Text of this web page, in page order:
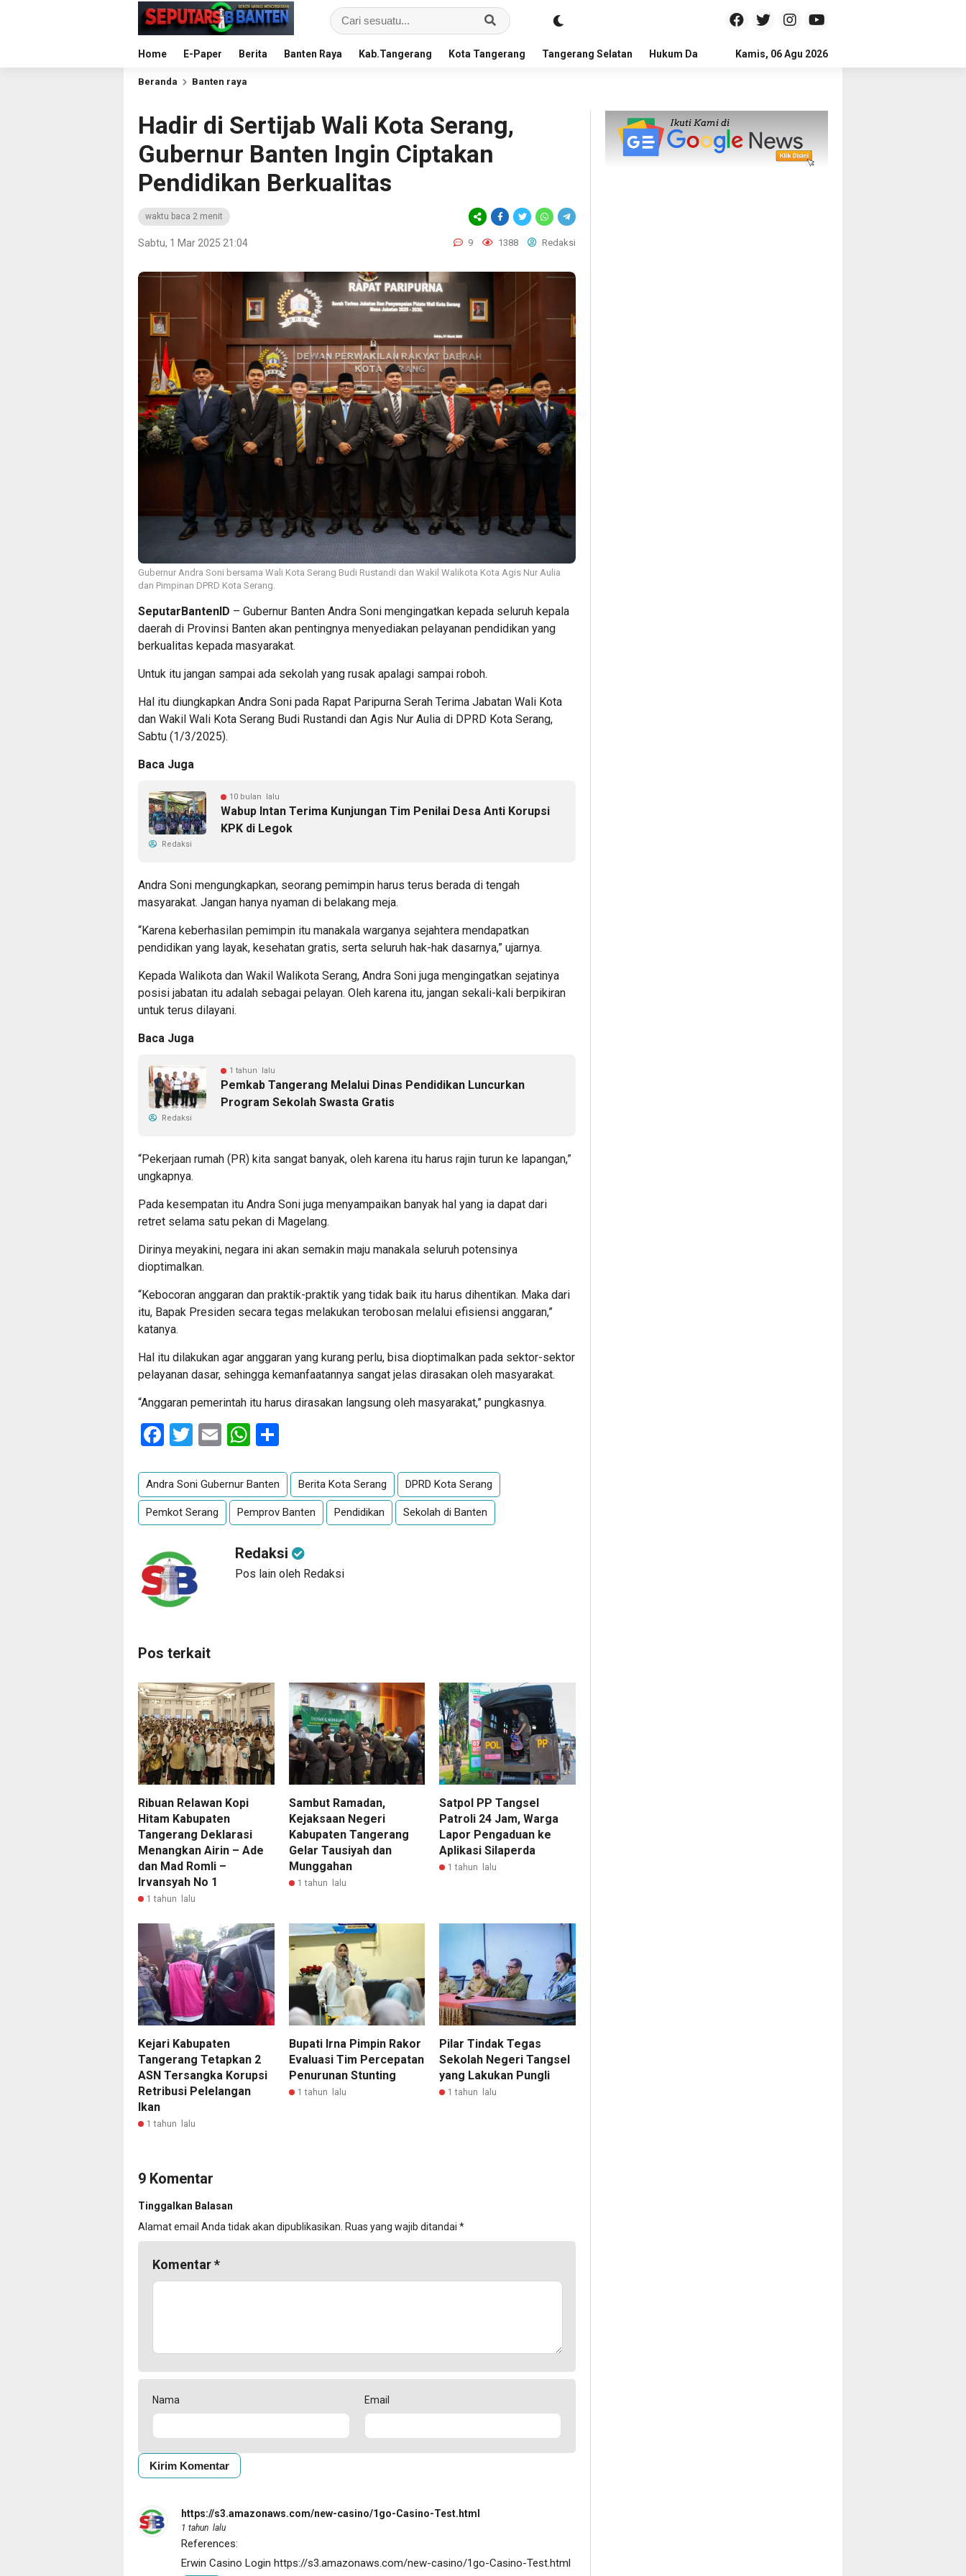
Home E-Paper Berita Banten Raya Kab.Tangerang Kota Tangerang Tangerang Selatan Hukum Dan Kriminal Politik Pendidikan
Kamis, 06 Agu 2026
Beranda Banten raya
Hadir di Sertijab Wali Kota Serang,
Gubernur Banten Ingin Ciptakan
Pendidikan Berkualitas
waktu baca 2 menit
Sabtu, 1 Mar 2025 21:04 9 1388 Redaksi
Gubernur Andra Soni bersama Wali Kota Serang Budi Rustandi dan Wakil Walikota Kota Agis Nur Aulia
dan Pimpinan DPRD Kota Serang.
SeputarBantenID – Gubernur Banten Andra Soni mengingatkan kepada seluruh kepala
daerah di Provinsi Banten akan pentingnya menyediakan pelayanan pendidikan yang
berkualitas kepada masyarakat.
Untuk itu jangan sampai ada sekolah yang rusak apalagi sampai roboh.
Hal itu diungkapkan Andra Soni pada Rapat Paripurna Serah Terima Jabatan Wali Kota
dan Wakil Wali Kota Serang Budi Rustandi dan Agis Nur Aulia di DPRD Kota Serang,
Sabtu (1/3/2025).
Baca Juga
10 bulan lalu
Wabup Intan Terima Kunjungan Tim Penilai Desa Anti Korupsi
KPK di Legok
Redaksi
Andra Soni mengungkapkan, seorang pemimpin harus terus berada di tengah
masyarakat. Jangan hanya nyaman di belakang meja.
“Karena keberhasilan pemimpin itu manakala warganya sejahtera mendapatkan
pendidikan yang layak, kesehatan gratis, serta seluruh hak-hak dasarnya,” ujarnya.
Kepada Walikota dan Wakil Walikota Serang, Andra Soni juga mengingatkan sejatinya
posisi jabatan itu adalah sebagai pelayan. Oleh karena itu, jangan sekali-kali berpikiran
untuk terus dilayani.
Baca Juga
1 tahun lalu
Pemkab Tangerang Melalui Dinas Pendidikan Luncurkan
Program Sekolah Swasta Gratis
Redaksi
“Pekerjaan rumah (PR) kita sangat banyak, oleh karena itu harus rajin turun ke lapangan,”
ungkapnya.
Pada kesempatan itu Andra Soni juga menyampaikan banyak hal yang ia dapat dari
retret selama satu pekan di Magelang.
Dirinya meyakini, negara ini akan semakin maju manakala seluruh potensinya
dioptimalkan.
“Kebocoran anggaran dan praktik-praktik yang tidak baik itu harus dihentikan. Maka dari
itu, Bapak Presiden secara tegas melakukan terobosan melalui efisiensi anggaran,”
katanya.
Hal itu dilakukan agar anggaran yang kurang perlu, bisa dioptimalkan pada sektor-sektor
pelayanan dasar, sehingga kemanfaatannya sangat jelas dirasakan oleh masyarakat.
“Anggaran pemerintah itu harus dirasakan langsung oleh masyarakat,” pungkasnya.
Facebook
Twitter
EmailWhatsApp
Andra Soni Gubernur Banten Berita Kota Serang DPRD Kota Serang
Pemkot Serang Pemprov Banten Pendidikan Sekolah di Banten
Redaksi
Pos lain oleh Redaksi
Pos terkait
Ribuan Relawan Kopi
Hitam Kabupaten
Tangerang Deklarasi
Menangkan Airin – Ade
dan Mad Romli –
Irvansyah No 1
1 tahun lalu
Sambut Ramadan,
Kejaksaan Negeri
Kabupaten Tangerang
Gelar Tausiyah dan
Munggahan
1 tahun lalu
Satpol PP Tangsel
Patroli 24 Jam, Warga
Lapor Pengaduan ke
Aplikasi Silaperda
1 tahun lalu
Kejari Kabupaten
Tangerang Tetapkan 2
ASN Tersangka Korupsi
Retribusi Pelelangan
Ikan
1 tahun lalu
Bupati Irna Pimpin Rakor
Evaluasi Tim Percepatan
Penurunan Stunting
1 tahun lalu
Pilar Tindak Tegas
Sekolah Negeri Tangsel
yang Lakukan Pungli
1 tahun lalu
9 Komentar
Tinggalkan Balasan
Alamat email Anda tidak akan dipublikasikan. Ruas yang wajib ditandai *
Komentar*
Nama Email
https://s3.amazonaws.com/new-casino/1go-Casino-Test.html
1 tahun lalu
References:
Erwin Casino Login https://s3.amazonaws.com/new-casino/1go-Casino-Test.html